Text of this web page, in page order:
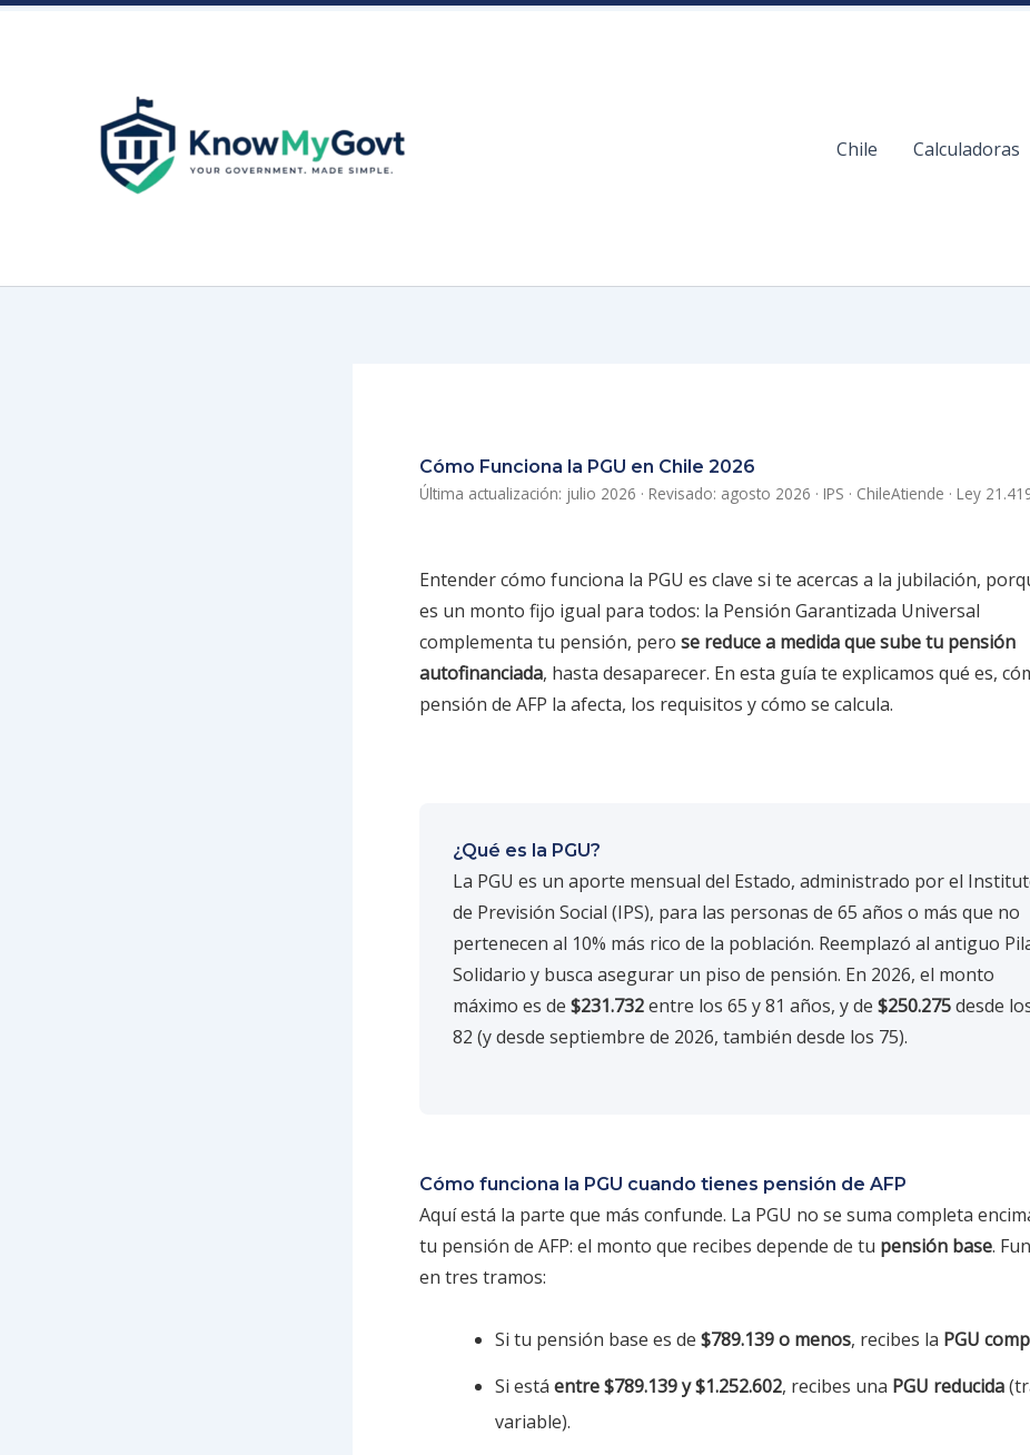
Chile Calculadoras
Cómo Funciona la PGU en Chile 2026
Última actualización: julio 2026 · Revisado: agosto 2026 · IPS · ChileAtiende · Ley
Entender cómo funciona la PGU es clave si te acercas a la jubilación,
es un monto fijo igual para todos: la Pensión Garantizada Universal
complementa tu pensión, pero se reduce a medida que sube tu pensión
autofinanciada, hasta desaparecer. En esta guía te explicamos qué es,
pensión de AFP la afecta, los requisitos y cómo se calcula.
¿Qué es la PGU?
La PGU es un aporte mensual del Estado, administrado por el
de Previsión Social (IPS), para las personas de 65 años o más que no
pertenecen al 10% más rico de la población. Reemplazó al antiguo
Solidario y busca asegurar un piso de pensión. En 2026, el monto
máximo es de $231.732entre los 65 y 81 años, y de $250.275desde
82 (y desde septiembre de 2026, también desde los 75).
Cómo funciona la PGU cuando tienes pensión de AFP
Aquí está la parte que más confunde. La PGU no se suma completa
tu pensión de AFP: el monto que recibes depende de tu pensión base.
en tres tramos:
Si tu pensión base es de $789.139 o menos, recibes la PGU
Si está entre $789.139 y $1.252.602, recibes una PGU reducida
variable).